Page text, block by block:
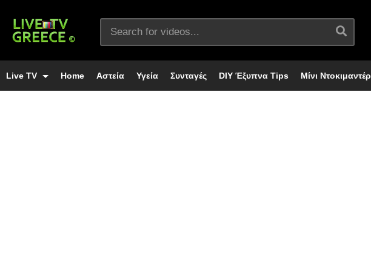
Live TV Home Αστεία Υγεία Συνταγές DIY Έξυπνα Tips Μίνι Ντοκιμαντέρ